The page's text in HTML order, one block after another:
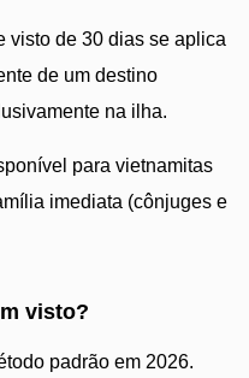
visto de 30 dias se aplica
de um destino
na ilha.
para vietnamitas
imediata (cônjuges e
visto?
padrão em 2026.